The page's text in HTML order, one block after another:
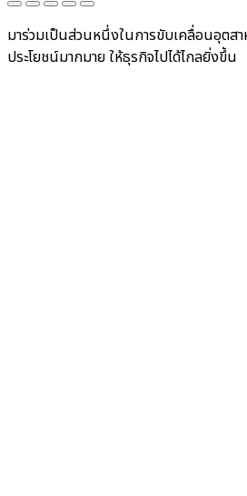
มาร่วมเป็นส่วนหนึ่งในการขับเคลื่อนอุตส
ประโยชน์มากมาย ให้ธุรกิจไปได้ไกลยิ่งขึ้น